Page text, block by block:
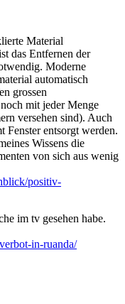
Material
das Entfernen der
Moderne
automatisch
grossen
mit jeder Menge
versehen sind). Auch
Fenster entsorgt werden.
Wissens die
von sich aus wenig
positiv-
im tv gesehen habe.
in-ruanda/